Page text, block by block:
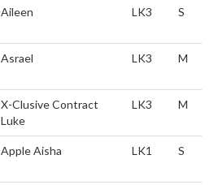
Aileen LK3 S
Asrael LK3 M
X-Clusive Contract
Luke
LK3 M
Apple Aisha LK1 S